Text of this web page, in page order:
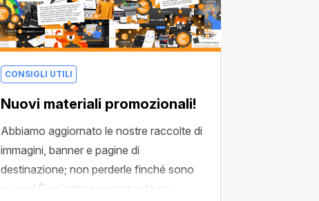
CONSIGLI UTILI
Nuovi materiali promozionali!
Abbiamo aggiornato le nostre raccolte di
immagini, banner e pagine di
destinazione; non perderle finché sono
nuove! È un'ottima opportunità per